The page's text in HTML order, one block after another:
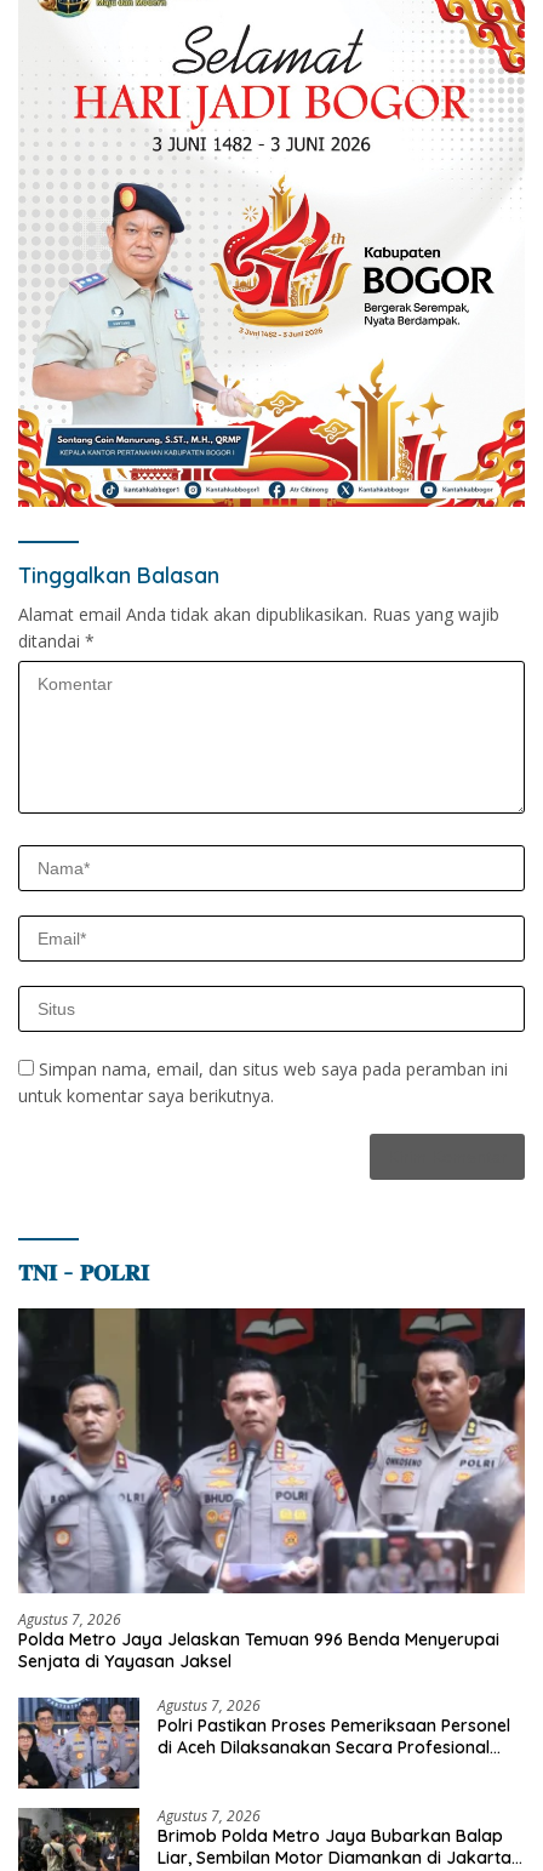
Tinggalkan Balasan
Alamat email Anda tidak akan dipublikasikan. Ruas yang wajib
ditandai *
Simpan nama, email, dan situs web saya pada peramban ini
untuk komentar saya berikutnya.
𝐓𝐍𝐈 – 𝐏𝐎𝐋𝐑𝐈
Agustus 7, 2026
Polda Metro Jaya Jelaskan Temuan 996 Benda Menyerupai
Senjata di Yayasan Jaksel
Agustus 7, 2026
Polri Pastikan Proses Pemeriksaan Personel
di Aceh Dilaksanakan Secara Profesional
Agustus 7, 2026
Brimob Polda Metro Jaya Bubarkan Balap
Liar, Sembilan Motor Diamankan di Jakarta